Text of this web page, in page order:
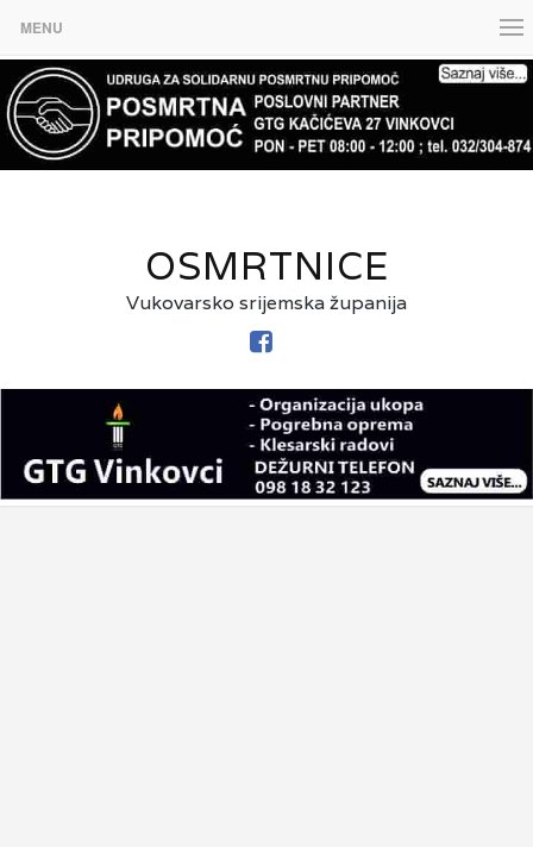
MENU
OSMRTNICE
Vukovarsko srijemska županija